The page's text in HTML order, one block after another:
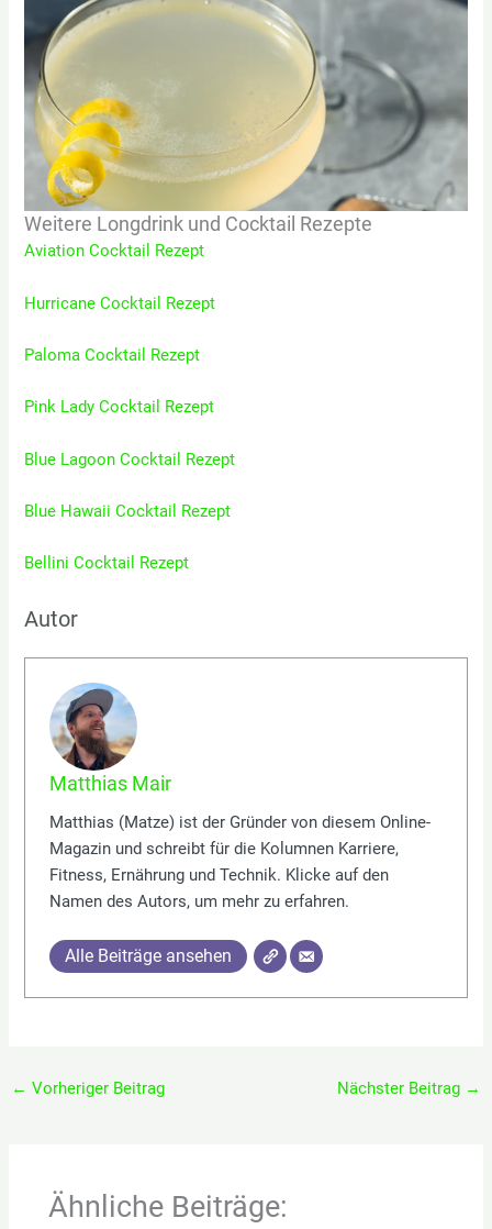
Weitere Longdrink und Cocktail Rezepte
Aviation Cocktail Rezept
Hurricane Cocktail Rezept
Paloma Cocktail Rezept
Pink Lady Cocktail Rezept
Blue Lagoon Cocktail Rezept
Blue Hawaii Cocktail Rezept
Bellini Cocktail Rezept
Autor
Matthias Mair
Matthias (Matze) ist der Gründer von diesem Online-
Magazin und schreibt für die Kolumnen Karriere,
Fitness, Ernährung und Technik. Klicke auf den
Namen des Autors, um mehr zu erfahren.
Alle Beiträge ansehen
← Vorheriger Beitrag Nächster Beitrag →
Ähnliche Beiträge: